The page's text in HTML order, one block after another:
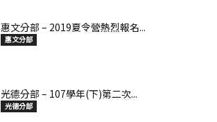
惠文分部 – 2019夏令營熱烈報名...
惠文分部
光德分部 – 107學年(下)第二次...
光德分部